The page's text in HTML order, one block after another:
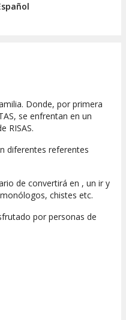
Donde, por primera
se enfrentan en un
RISAS.
diferentes referentes
de convertirá en , un ir y
chistes etc.
por personas de